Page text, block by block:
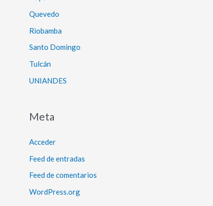
Quevedo
Riobamba
Santo Domingo
Tulcán
UNIANDES
Meta
Acceder
Feed de entradas
Feed de comentarios
WordPress.org